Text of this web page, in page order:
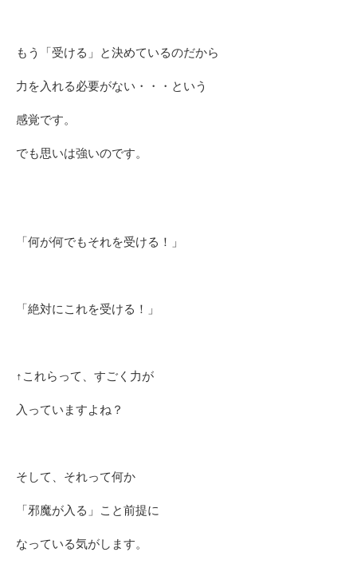
もう「受ける」と決めているのだから
力を入れる必要がない・・・という
感覚です。
でも思いは強いのです。
「何が何でもそれを受ける！」
「絶対にこれを受ける！」
↑これらって、すごく力が
入っていますよね？
そして、それって何か
「邪魔が入る」こと前提に
なっている気がします。